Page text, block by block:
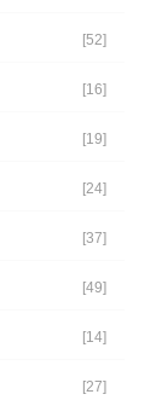
[52]
[16]
[19]
[24]
[37]
[49]
[14]
[27]